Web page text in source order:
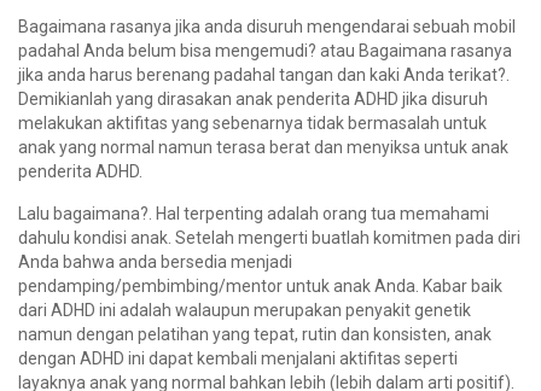
Bagaimana rasanya jika anda disuruh mengendarai sebuah mobil
padahal Anda belum bisa mengemudi? atau Bagaimana rasanya
jika anda harus berenang padahal tangan dan kaki Anda terikat?.
Demikianlah yang dirasakan anak penderita ADHD jika disuruh
melakukan aktifitas yang sebenarnya tidak bermasalah untuk
anak yang normal namun terasa berat dan menyiksa untuk anak
penderita ADHD.
Lalu bagaimana?. Hal terpenting adalah orang tua memahami
dahulu kondisi anak. Setelah mengerti buatlah komitmen pada diri
Anda bahwa anda bersedia menjadi
pendamping/pembimbing/mentor untuk anak Anda. Kabar baik
dari ADHD ini adalah walaupun merupakan penyakit genetik
namun dengan pelatihan yang tepat, rutin dan konsisten, anak
dengan ADHD ini dapat kembali menjalani aktifitas seperti
layaknya anak yang normal bahkan lebih (lebih dalam arti positif).